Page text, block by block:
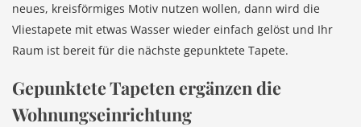
neues, kreisförmiges Motiv nutzen wollen, dann wird die
Vliestapete mit etwas Wasser wieder einfach gelöst und Ihr
Raum ist bereit für die nächste gepunktete Tapete.
Gepunktete Tapeten ergänzen die
Wohnungseinrichtung